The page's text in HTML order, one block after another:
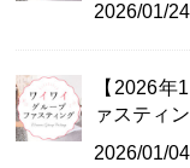
2026/01/24
【2026
ァスティ
2026/01/04